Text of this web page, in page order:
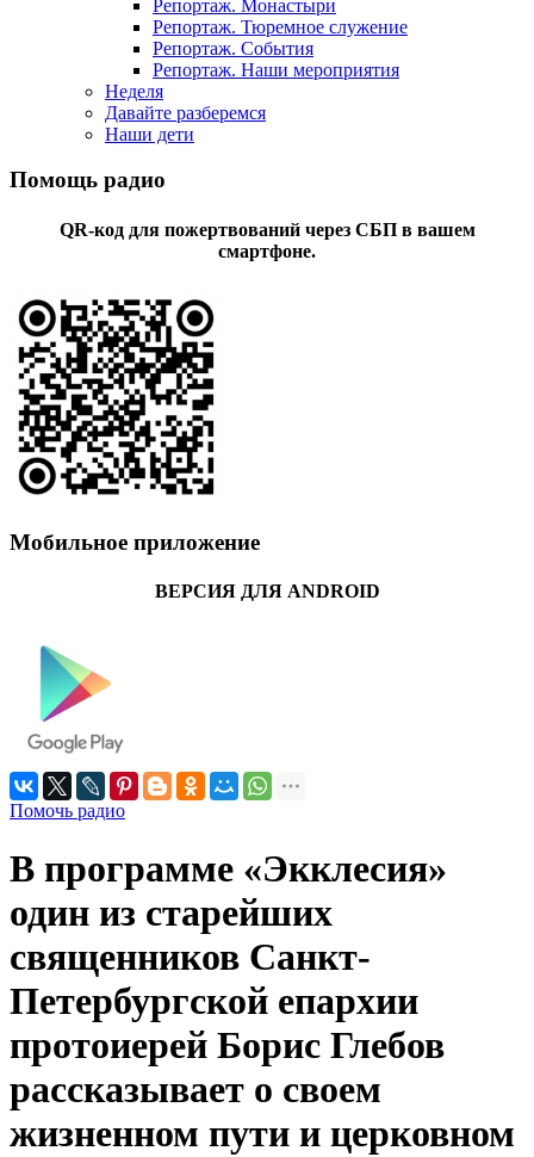
Репортаж. Монастыри
Репортаж. Тюремное служение
Репортаж. События
Репортаж. Наши мероприятия
Неделя
Давайте разберемся
Наши дети
Помощь радио
QR-код для пожертвований через СБП в вашем
смартфоне.
Мобильное приложение
ВЕРСИЯ ДЛЯ ANDROID
Помочь радио
В программе «Экклесия»
один из старейших
священников Санкт-
Петербургской епархии
протоиерей Борис Глебов
рассказывает о своем
жизненном пути и церковном